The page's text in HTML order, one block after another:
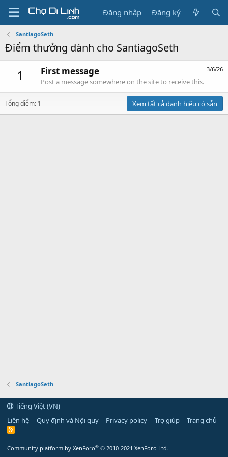
Đăng nhập Đăng ký
SantiagoSeth
Điểm thưởng dành cho SantiagoSeth
1 3/6/26
First message
Post a message somewhere on the site to receive this.
Tổng điểm: 1 Xem tất cả danh hiệu có sẵn
SantiagoSeth
Tiếng Việt (VN)
Liên hệ
Quy định và Nội quy Privacy policy Trợ giúp Trang chủ
R
Community platform by XenForo® © 2010-2021 XenForo Ltd.